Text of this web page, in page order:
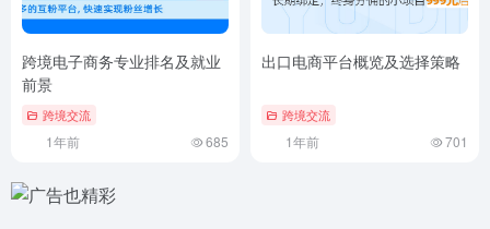
跨境电子商务专业排名及就业
前景
跨境交流
1年前 685
出口电商平台概览及选择策略
跨境交流
1年前 701